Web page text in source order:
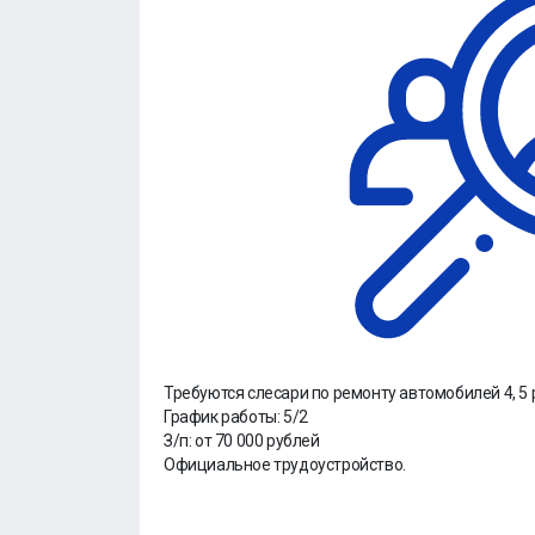
Требуются слесари по ремонту автомобилей 4, 5
График работы: 5/2
З/п: от 70 000 рублей
Официальное трудоустройство.